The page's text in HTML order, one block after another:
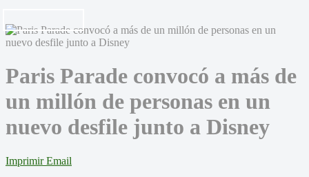
Paris Parade convocó a más de
un millón de personas en un
nuevo desfile junto a Disney
Imprimir Email